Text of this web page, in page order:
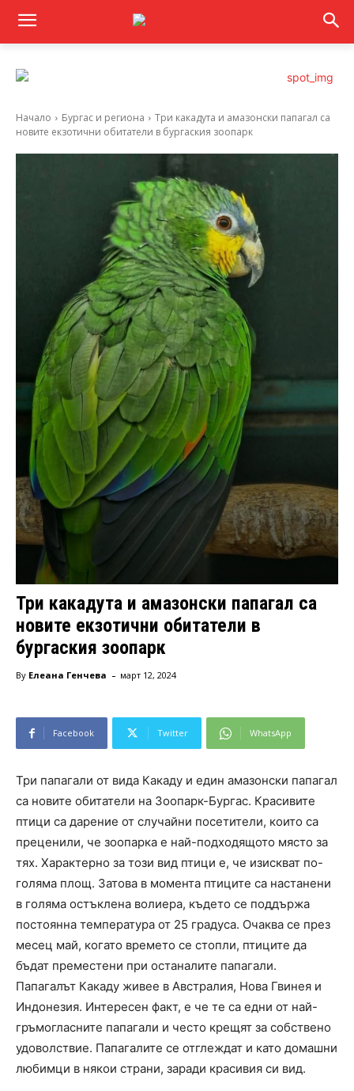
Начало Бургас и региона
Три какадута и амазонски папагал са
новите екзотични обитатели в бургаския зоопарк
Три какадута и амазонски папагал са
новите екзотични обитатели в
бургаския зоопарк
By Елеана Генчева - март 12, 2024
Facebook Twitter WhatsApp
Три папагали от вида Какаду и един амазонски папагал
са новите обитатели на Зоопарк-Бургас. Красивите
птици са дарение от случайни посетители, които са
преценили, че зоопарка е най-подходящото място за
тях. Характерно за този вид птици е, че изискват по-
голяма площ. Затова в момента птиците са настанени
в голяма остъклена волиера, където се поддържа
постоянна температура от 25 градуса. Очаква се през
месец май, когато времето се стопли, птиците да
бъдат преместени при останалите папагали.
Папагалът Какаду живее в Австралия, Нова Гвинея и
Индонезия. Интересен факт, е че те са едни от най-
гръмогласните папагали и често крещят за собствено
удоволствие. Папагалите се отглеждат и като домашни
любимци в някои страни, заради красивия си вид.